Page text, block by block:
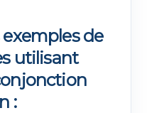
de
utilisant
: